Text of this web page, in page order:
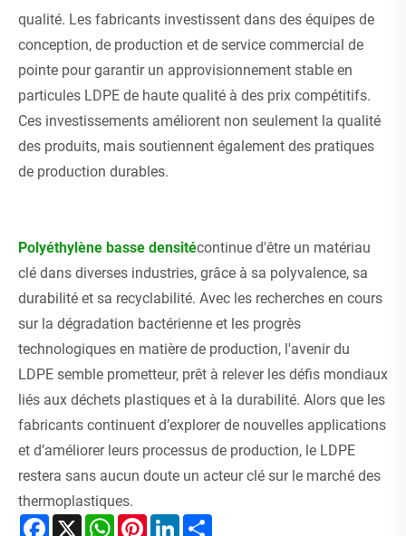
qualité. Les fabricants investissent dans des équipes de
conception, de production et de service commercial de
pointe pour garantir un approvisionnement stable en
particules LDPE de haute qualité à des prix compétitifs.
Ces investissements améliorent non seulement la qualité
des produits, mais soutiennent également des pratiques
de production durables.
Polyéthylène basse densitécontinue d'être un matériau
clé dans diverses industries, grâce à sa polyvalence, sa
durabilité et sa recyclabilité. Avec les recherches en cours
sur la dégradation bactérienne et les progrès
technologiques en matière de production, l'avenir du
LDPE semble prometteur, prêt à relever les défis mondiaux
liés aux déchets plastiques et à la durabilité. Alors que les
fabricants continuent d’explorer de nouvelles applications
et d’améliorer leurs processus de production, le LDPE
restera sans aucun doute un acteur clé sur le marché des
thermoplastiques.
Facebook
X WhatsAppPinterestLinkedIn